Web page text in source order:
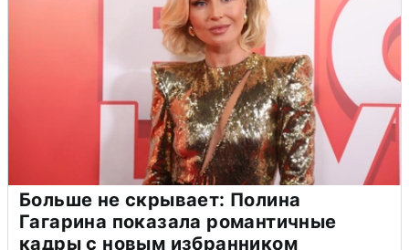
Больше не скрывает: Полина
Гагарина показала романтичные
кадры с новым избранником